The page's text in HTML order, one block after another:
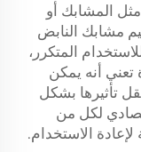
المشابك أو
مشابك النابض
المتكرر،
أنه يمكن
تأثيرها بشكل
لكل من
لإعادة الاستخدام.